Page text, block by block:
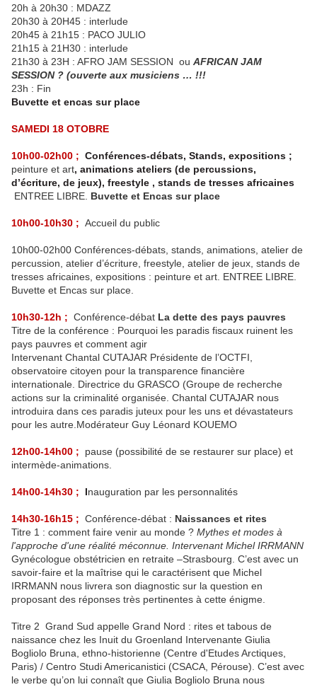
20h à 20h30 : MDAZZ
20h30 à 20H45 : interlude
20h45 à 21h15 : PACO JULIO
21h15 à 21H30 : interlude
21h30 à 23H : AFRO JAM SESSION ou AFRICAN JAM
SESSION ? (ouverte aux musiciens … !!!
23h : Fin
Buvette et encas sur place
SAMEDI 18 OTOBRE
10h00-02h00 ; Conférences-débats, Stands, expositions ;
peinture et art, animations ateliers (de percussions,
d’écriture, de jeux), freestyle , stands de tresses africaines
ENTREE LIBRE. Buvette et Encas sur place
10h00-10h30 ; Accueil du public
10h00-02h00 Conférences-débats, stands, animations, atelier de
percussion, atelier d’écriture, freestyle, atelier de jeux, stands de
tresses africaines, expositions : peinture et art. ENTREE LIBRE.
Buvette et Encas sur place.
10h30-12h ; Conférence-débat La dette des pays pauvres
Titre de la conférence : Pourquoi les paradis fiscaux ruinent les
pays pauvres et comment agir
Intervenant Chantal CUTAJAR Présidente de l’OCTFI,
observatoire citoyen pour la transparence financière
internationale. Directrice du GRASCO (Groupe de recherche
actions sur la criminalité organisée. Chantal CUTAJAR nous
introduira dans ces paradis juteux pour les uns et dévastateurs
pour les autre.Modérateur Guy Léonard KOUEMO
12h00-14h00 ;
pause (possibilité de se restaurer sur place) et
intermède-animations.
14h00-14h30 ; Inauguration par les personnalités
14h30-16h15 ; Conférence-débat : Naissances et rites
Titre 1 : comment faire venir au monde ? Mythes et modes à
l'approche d'une réalité méconnue. Intervenant Michel IRRMANN
Gynécologue obstétricien en retraite –Strasbourg. C’est avec un
savoir-faire et la maîtrise qui le caractérisent que Michel
IRRMANN nous livrera son diagnostic sur la question en
proposant des réponses très pertinentes à cette énigme.
Titre 2 Grand Sud appelle Grand Nord : rites et tabous de
naissance chez les Inuit du Groenland Intervenante Giulia
Bogliolo Bruna, ethno-historienne (Centre d'Etudes Arctiques,
Paris) / Centro Studi Americanistici (CSACA, Pérouse). C’est avec
le verbe qu’on lui connaît que Giulia Bogliolo Bruna nous